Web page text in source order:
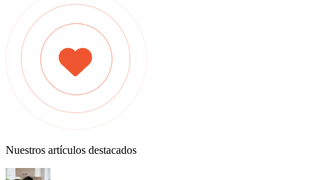
Nuestros artículos destacados